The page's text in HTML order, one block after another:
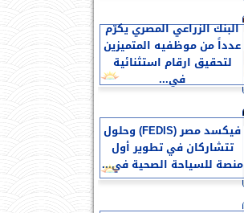
البنك الزراعي المصري يكرّم
عدداً من موظفيه المتميزين
لتحقيق ارقام استثنائية
في...
فيكسد مصر (FEDIS) وحلول
تتشاركان في تطوير أول
منصة للسياحة الصحية في...